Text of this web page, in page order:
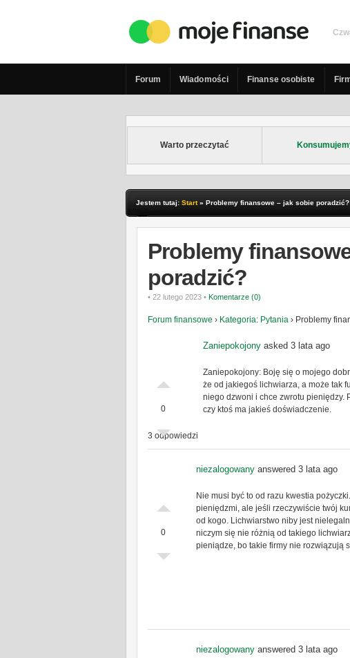
Forum Wiadomości Finanse osobiste
Warto przeczytać
Jestem tutaj: Start» Problemy finansowe – jak sobie poradzić?
Problemy
poradzić?
• 22 lutego 2023 • Komentarze (0)
Forum finansowe › Kategoria: Pytania › Problemy
0
Zaniepokojony asked 3 lata ago
Zaniepokojony: Boję się o mojego
że od jakiegoś lichwiarza, a może tak
niego dzwoni i chce zwrotu pieniędzy.
czy ktoś ma jakieś doświadczenie.
3 odpowiedzi
0
niezalogowany answered 3 lata ago
Nie musi być to od razu kwestia
pieniędzmi, ale jeśli rzeczywiście twój
od kogo. Lichwiarstwo niby jest
niczym się nie różnią od takiego
pieniądze, bo takie firmy nie rozwiązują
niezalogowany answered 3 lata ago